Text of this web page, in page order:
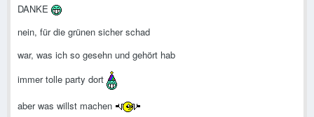
DANKE
nein, für die grünen sicher schad
war, was ich so gesehn und gehört hab
immer tolle party dort
aber was willst machen